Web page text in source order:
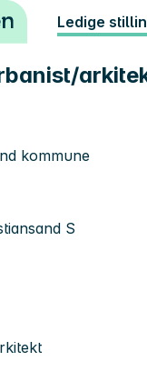
Ledige
kommune
S